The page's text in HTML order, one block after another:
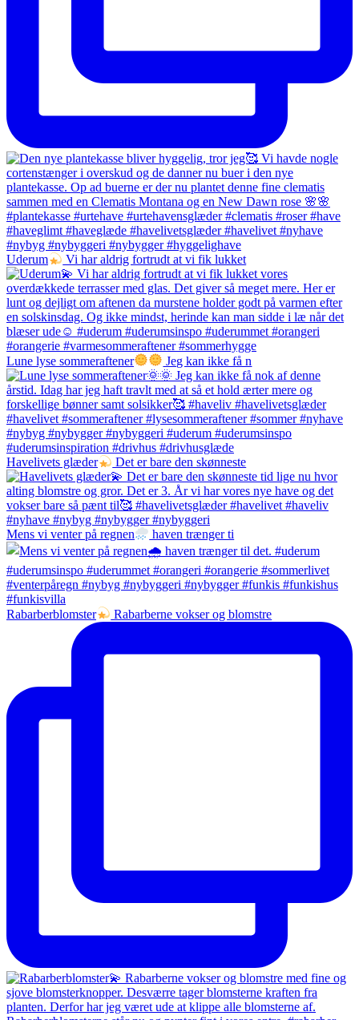
Uderum Vi har aldrig fortrudt at vi fik lukket
Lune lyse sommeraftener Jeg kan ikke få n
Havelivets glæder Det er bare den skønneste
Mens vi venter på regnen haven trænger ti
Rabarberblomster Rabarberne vokser og blomstre